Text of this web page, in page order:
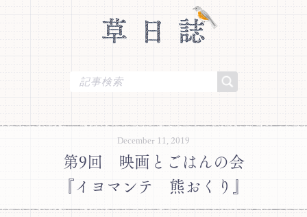
スペースレンタル
December 11, 2019
第9回 映画とごはんの会
『イヨマンテ 熊おくり』